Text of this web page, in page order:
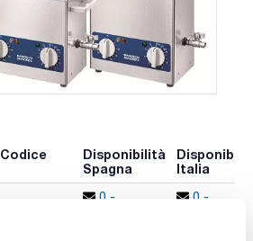
Codice
Disponibilità
Spagna
Italia
0 -
0 -